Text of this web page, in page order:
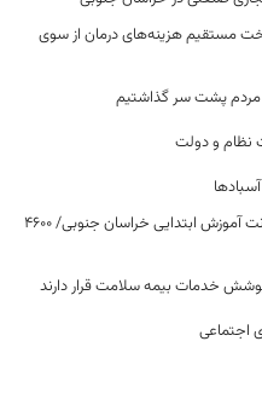
مستقیم هزینه‌های درمان از سوی
مردم پشت سر گذاشتیم
نظام و دولت
تقدیر مقام عالی وزارت از عملکرد جهادی معاونت آموزش ابتدایی خراسان جنوبی/ ۴۶۰۰
اجتماعی